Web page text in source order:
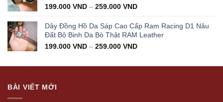
199.000 VND – 259.000 VND
Dây Đồng Hồ Da Sáp Cao Cấp Ram Racing D1 Nâu
Đất Bộ Binh Da Bò Thật RAM Leather
199.000 VND – 259.000 VND
BÀI VIẾT MỚI